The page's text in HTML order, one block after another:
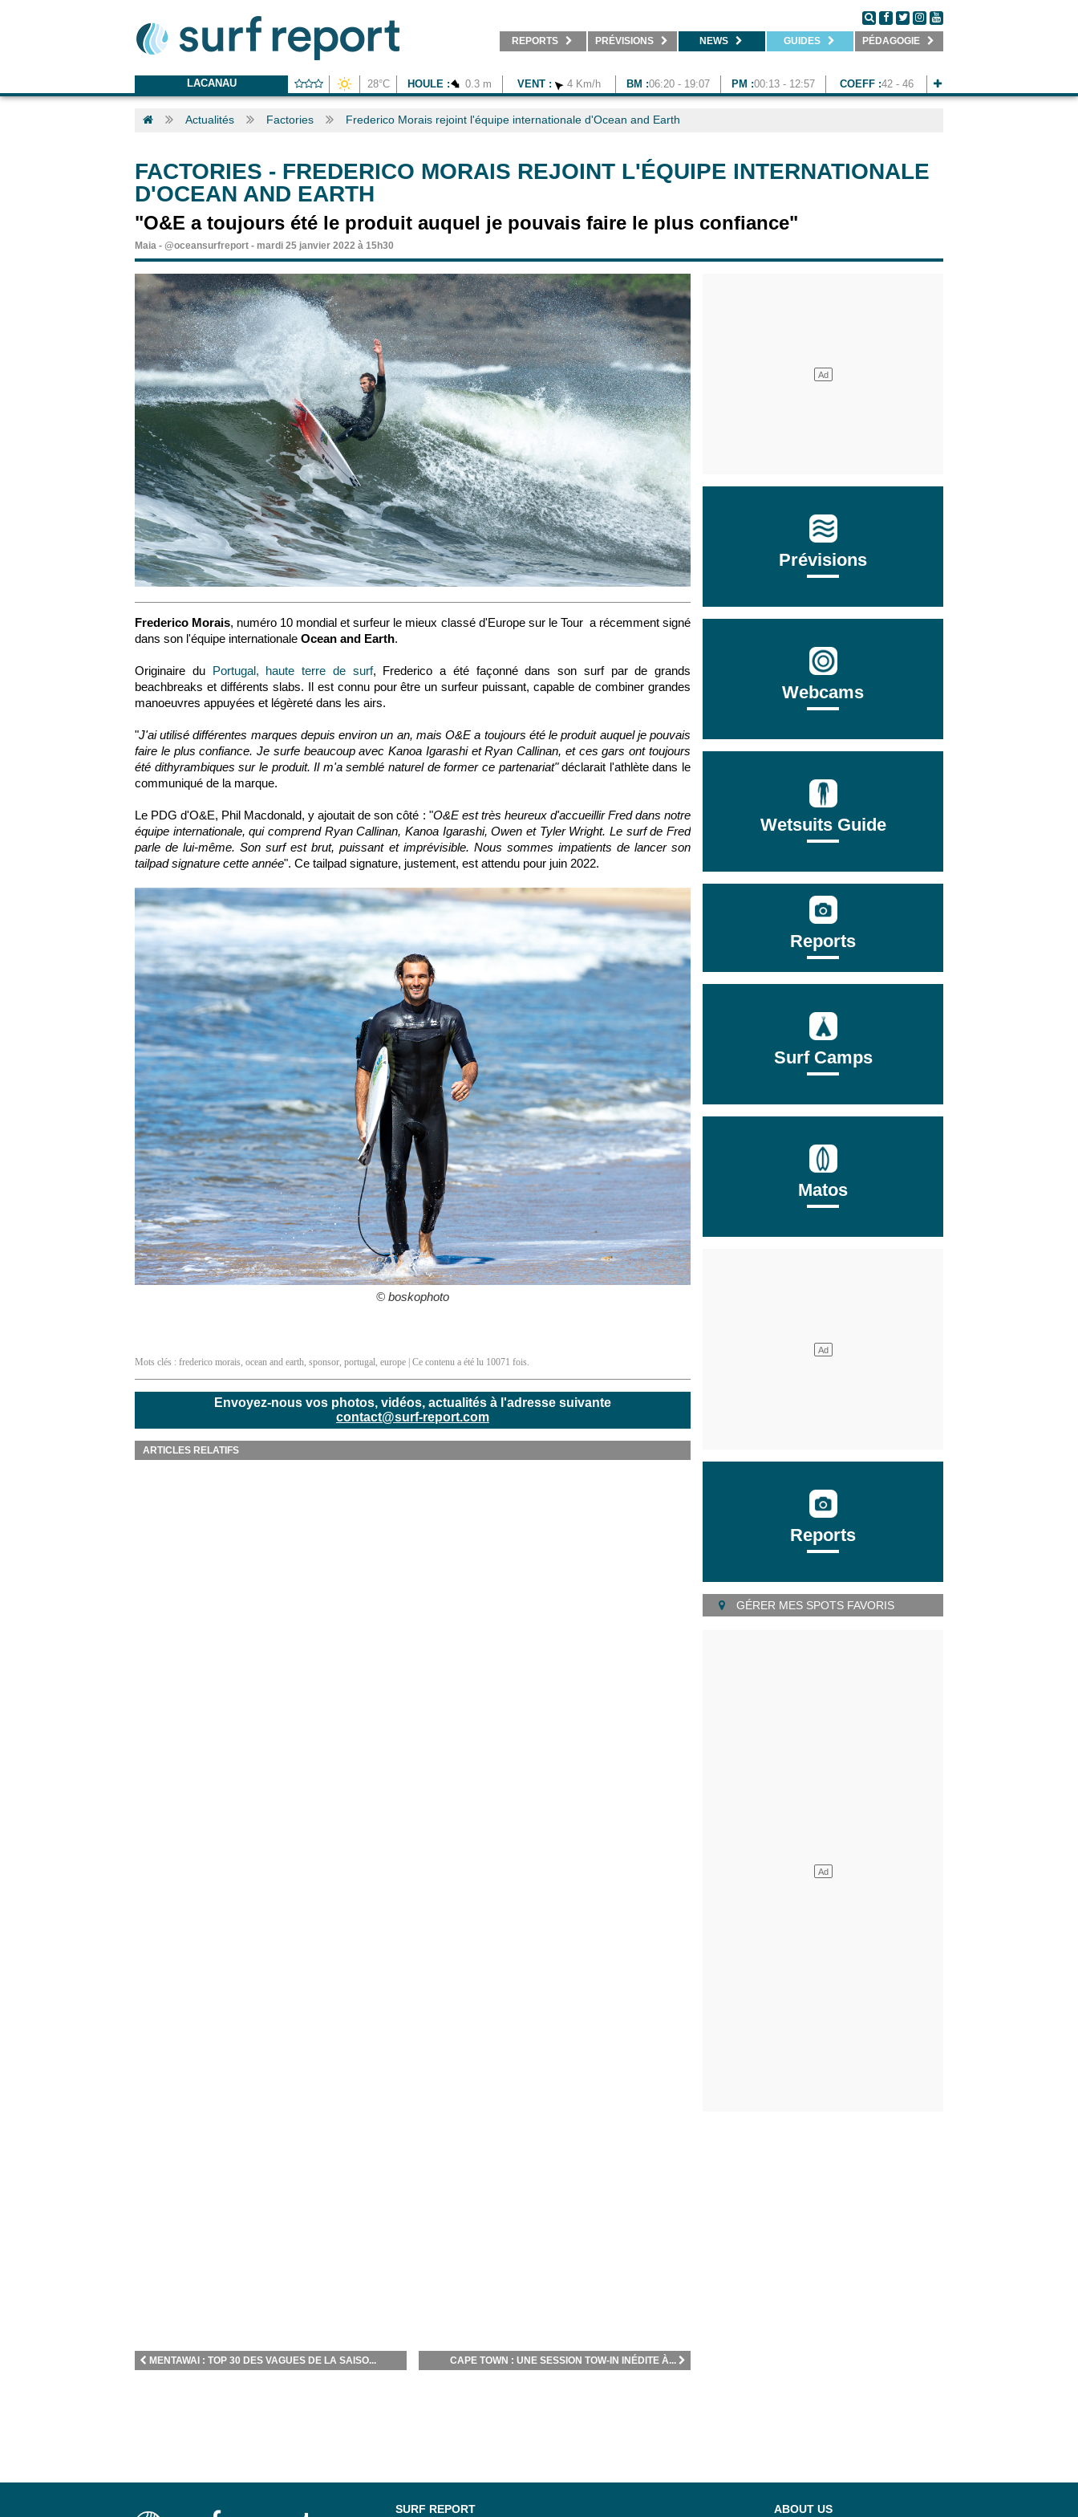
REPORTS PRÉVISIONS NEWS GUIDES PÉDAGOGIE
LACANAU 28°C HOULE : 0.3 m VENT : 4 Km/h BM :06:20 - 19:07 PM :00:13 - 12:57 COEFF :42 - 46
Actualités Factories Frederico Morais rejoint l'équipe internationale d'Ocean and Earth
FACTORIES - FREDERICO MORAIS REJOINT L'ÉQUIPE INTERNATIONALE
D'OCEAN AND EARTH
"O&E a toujours été le produit auquel je pouvais faire le plus confiance"
Maia - @oceansurfreport - mardi 25 janvier 2022 à 15h30
Frederico Morais, numéro 10 mondial et surfeur le mieux classé d'Europe sur le Tour a récemment signé
dans son l'équipe internationale Ocean and Earth.
Originaire du Portugal, haute terre de surf, Frederico a été façonné dans son surf par de grands
beachbreaks et différents slabs. Il est connu pour être un surfeur puissant, capable de combiner grandes
manoeuvres appuyées et légèreté dans les airs.
"J'ai utilisé différentes marques depuis environ un an, mais O&E a toujours été le produit auquel je pouvais
faire le plus confiance. Je surfe beaucoup avec Kanoa Igarashi et Ryan Callinan, et ces gars ont toujours
été dithyrambiques sur le produit. Il m'a semblé naturel de former ce partenariat"déclarait l'athlète dans le
communiqué de la marque.
Le PDG d'O&E, Phil Macdonald, y ajoutait de son côté : "O&E est très heureux d'accueillir Fred dans notre
équipe internationale, qui comprend Ryan Callinan, Kanoa Igarashi, Owen et Tyler Wright. Le surf de Fred
parle de lui-même. Son surf est brut, puissant et imprévisible. Nous sommes impatients de lancer son
tailpad signature cette année". Ce tailpad signature, justement, est attendu pour juin 2022.
© boskophoto
Mots clés : frederico morais, ocean and earth, sponsor, portugal, europe | Ce contenu a été lu 10071 fois.
Envoyez-nous vos photos, vidéos, actualités à l'adresse suivante
contact@surf-report.com
ARTICLES RELATIFS
CAPE TOWN : UNE SESSION TOW-IN INÉDITE À...
MENTAWAI : TOP 30 DES VAGUES DE LA SAISO...
Prévisions
Webcams
Wetsuits Guide
Reports
Surf Camps
Matos
Reports
GÉRER MES SPOTS FAVORIS
SURF REPORT ABOUT US